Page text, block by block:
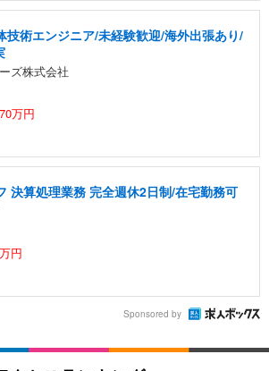
技術エンジニア/未経験歓迎/海外出張あり/
ズ株式会社
万円
決算処理業務 完全週休2日制/在宅勤務可
円
Sponsored by